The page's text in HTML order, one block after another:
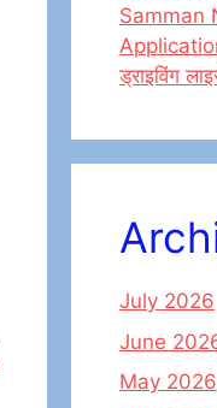
Samman
ड्राइविंग
July 2026
June
May 2026